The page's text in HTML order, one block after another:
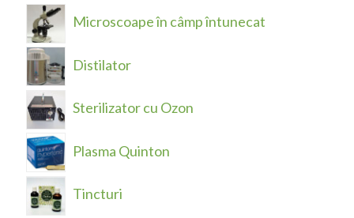
Microscoape în câmp întunecat
Distilator
Sterilizator cu Ozon
Plasma Quinton
Tincturi